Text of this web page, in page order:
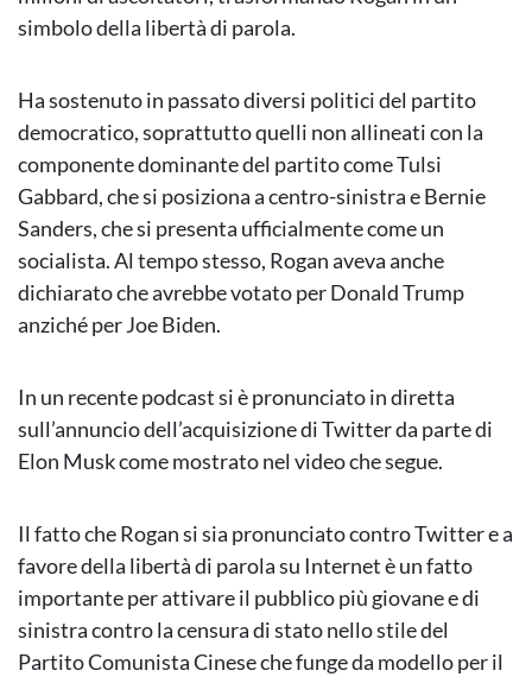
simbolo della libertà di parola.
Ha sostenuto in passato diversi politici del partito
democratico, soprattutto quelli non allineati con la
componente dominante del partito come Tulsi
Gabbard, che si posiziona a centro-sinistra e Bernie
Sanders, che si presenta ufficialmente come un
socialista. Al tempo stesso, Rogan aveva anche
dichiarato che avrebbe votato per Donald Trump
anziché per Joe Biden.
In un recente podcast si è pronunciato in diretta
sull’annuncio dell’acquisizione di Twitter da parte di
Elon Musk come mostrato nel video che segue.
Il fatto che Rogan si sia pronunciato contro Twitter e a
favore della libertà di parola su Internet è un fatto
importante per attivare il pubblico più giovane e di
sinistra contro la censura di stato nello stile del
Partito Comunista Cinese che funge da modello per il